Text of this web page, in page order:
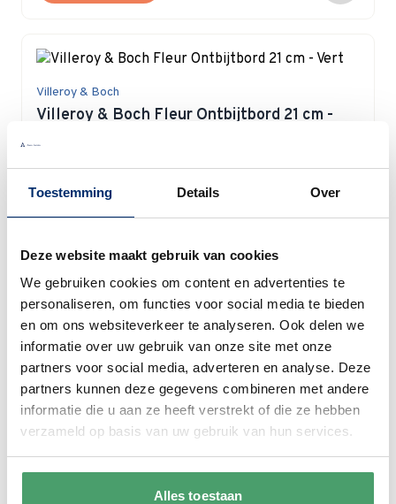
Toestemming Details Over
Deze website maakt gebruik van cookies
We gebruiken cookies om content en advertenties te
personaliseren, om functies voor social media te bieden
en om ons websiteverkeer te analyseren. Ook delen we
informatie over uw gebruik van onze site met onze
partners voor social media, adverteren en analyse. Deze
partners kunnen deze gegevens combineren met andere
informatie die u aan ze heeft verstrekt of die ze hebben
verzameld op basis van uw gebruik van hun services.
Alles toestaan
Villeroy & Boch
Villeroy & Boch Fleur Ontbijtbord 21 cm -
Special Price
In winkelwagen
Villeroy & Boch Fleur Pastabord 24 cm -
Special Price
€ 19,47
Op voorraad